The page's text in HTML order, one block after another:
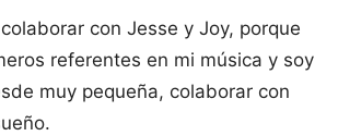
con Jesse y Joy, porque
referentes en mi música y soy
muy pequeña, colaborar con